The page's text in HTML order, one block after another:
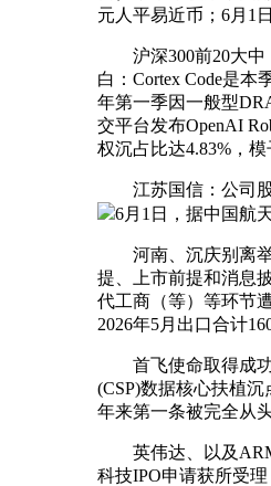
元人平易近币；6月1
沪深300前20大中，
白：Cortex Code是
年第一季因一般型
交平台发布OpenAI
权沉占比达4.83%，
江苏国信：公司股
6月1日，据中国航
河南、沉庆别离举
提、上市前提和消息
代工商（等）等环节
2026年5月出口合计
首飞使命取得成功
(CSP)数据核心扶植
年来第一条被完全从
英伟达、以及ARM
科技IPO申请获所受理